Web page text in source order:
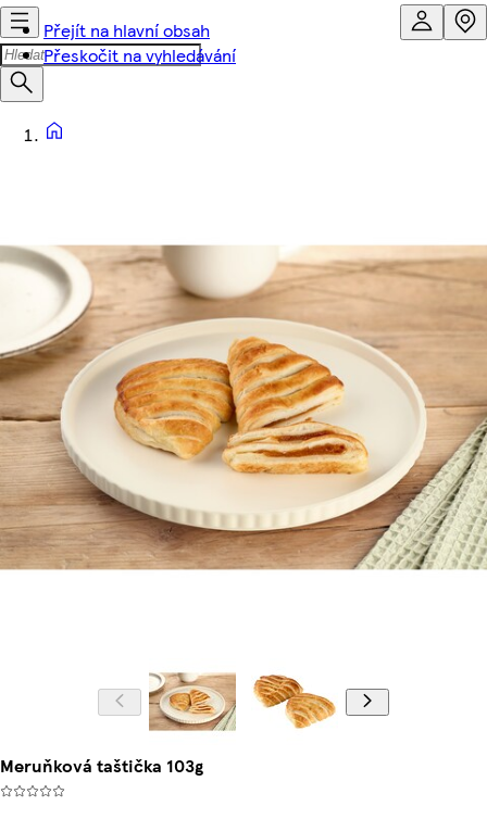
Přejít na hlavní obsah
Přeskočit na vyhledávání
Meruňková taštička 103g